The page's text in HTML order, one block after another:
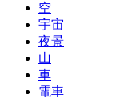
空
宇宙
夜景
山
車
電車